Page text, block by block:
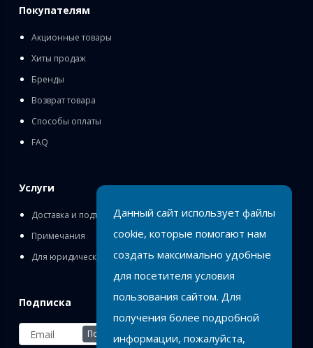
Покупателям
Акционные товары
Хиты продаж
Бренды
Возврат товара
Способы оплаты
FAQ
Услуги
Доставка и подъём
Примечания
Для юридических лиц
Подписка
Подписаться
Данный сайт использует файлы
cookie, которые помогают нам
создать максимально удобные
для посетителя условия
пользования сайтом. Для
получения более подробной
информации, пожалуйста,